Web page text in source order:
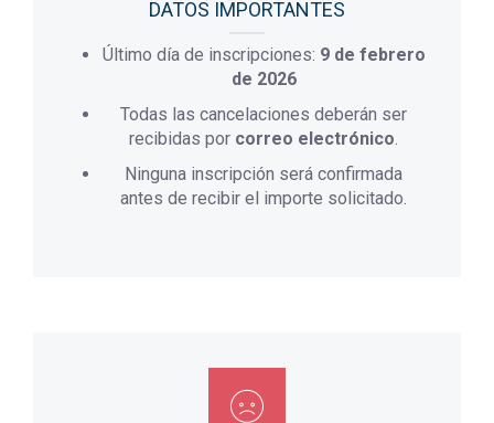
DATOS IMPORTANTES
Último día de inscripciones: 9 de febrero
de 2026
Todas las cancelaciones deberán ser
recibidas por correo electrónico
Ninguna inscripción será confirmada
antes de recibir el importe solicitado.